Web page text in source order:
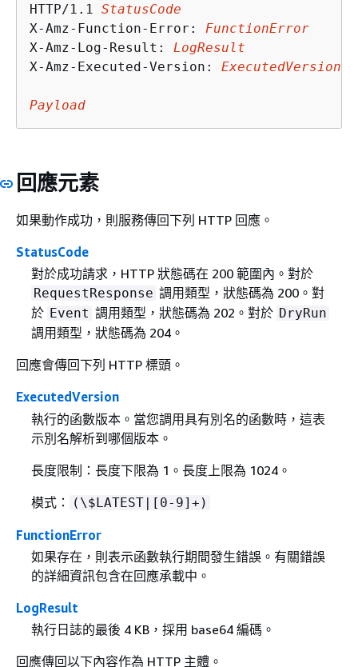
HTTP/1.1 StatusCode
X-Amz-Function-Error: FunctionError
X-Amz-Log-Result: LogResult
X-Amz-Executed-Version: ExecutedVersion
Payload
回應元素
如果動作成功，則服務傳回下列 HTTP 回應。
StatusCode
對於成功請求，HTTP 狀態碼在 200 範圍內。對於
RequestResponse 調用類型，狀態碼為 200。對
於 Event 調用類型，狀態碼為 202。對於 DryRun
調用類型，狀態碼為 204。
回應會傳回下列 HTTP 標頭。
ExecutedVersion
執行的函數版本。當您調用具有別名的函數時，這表
示別名解析到哪個版本。
長度限制：長度下限為 1。長度上限為 1024。
模式：
(\$LATEST|[0-9]+)
FunctionError
如果存在，則表示函數執行期間發生錯誤。有關錯誤
的詳細資訊包含在回應承載中。
LogResult
執行日誌的最後 4 KB，採用 base64 編碼。
回應傳回以下內容作為 HTTP 主體。